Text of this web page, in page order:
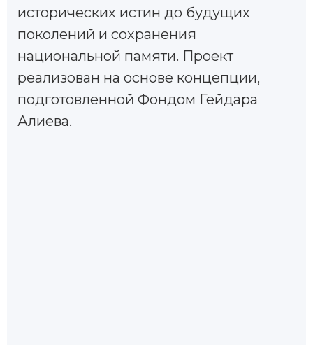
исторических истин до будущих
поколений и сохранения
национальной памяти. Проект
реализован на основе концепции,
подготовленной Фондом Гейдара
Алиева.